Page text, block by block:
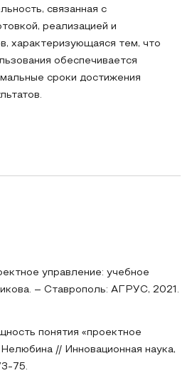
связанная с
реализацией и
характеризующаяся тем, что
обеспечивается
сроки достижения
управление: учебное
– Ставрополь: АГРУС, 2021.
понятия «проектное
// Инновационная наука,
75.